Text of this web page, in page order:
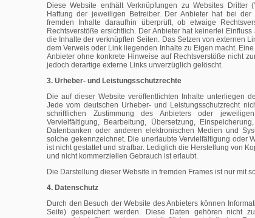
Diese Website enthält Verknüpfungen zu Websites Dritter
Haftung der jeweiligen Betreiber. Der Anbieter hat bei
fremden Inhalte daraufhin überprüft, ob etwaige
Rechtsverstöße ersichtlich. Der Anbieter hat keinerlei
die Inhalte der verknüpften Seiten. Das Setzen von externen
dem Verweis oder Link liegenden Inhalte zu Eigen macht.
Anbieter ohne konkrete Hinweise auf Rechtsverstöße nicht
jedoch derartige externe Links unverzüglich gelöscht.
3. Urheber- und Leistungsschutzrechte
Die auf dieser Website veröffentlichten Inhalte unterliegen
Jede vom deutschen Urheber- und Leistungsschutzrecht
schriftlichen Zustimmung des Anbieters oder
Vervielfältigung, Bearbeitung, Übersetzung,
Datenbanken oder anderen elektronischen Medien und
solche gekennzeichnet. Die unerlaubte Vervielfältigung oder
ist nicht gestattet und strafbar. Lediglich die Herstellung von
und nicht kommerziellen Gebrauch ist erlaubt.
Die Darstellung dieser Website in fremden Frames ist nur mit
4. Datenschutz
Durch den Besuch der Website des Anbieters können
Seite) gespeichert werden. Diese Daten gehören nicht